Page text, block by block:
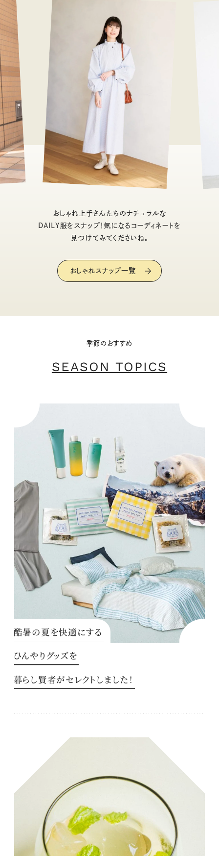
おしゃれ上手さんたちのナチュラルな
DAILY服をスナップ！気になるコーディネートを
見つけてみてくださいね。
おしゃれスナップ一覧
季節のおすすめ
SEASON TOPICS
酷暑の夏を快適にする
ひんやりグッズを
暮らし賢者がセレクトしました！